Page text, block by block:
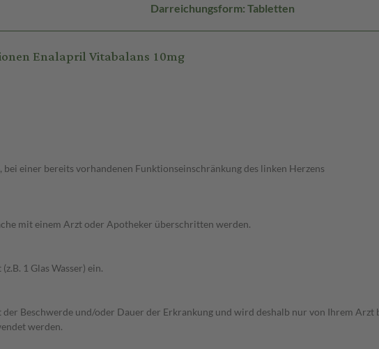
Darreichungsform: Tabletten
Enalapril Vitabalans 10mg
bei einer bereits vorhandenen Funktionseinschränkung des linken Herzens
mit einem Arzt oder Apotheker überschritten werden.
1 Glas Wasser) ein.
Beschwerde und/oder Dauer der Erkrankung und wird deshalb nur von Ihrem
werden.